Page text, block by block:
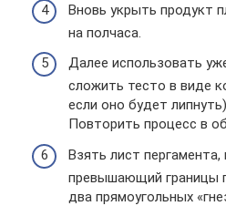
Вновь укрыть продукт
на полчаса.
Далее использовать
сложить тесто в виде
если оно будет
Повторить процесс в
Взять лист пергамента,
превышающий границы
два прямоугольных